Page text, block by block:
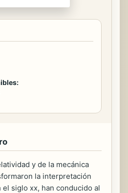
y de la mecánica
la interpretación
el siglo xx, han conducido al